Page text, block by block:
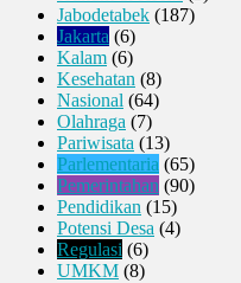
Jabodetabek (187)
Jakarta (6)
Kalam (6)
Kesehatan (8)
Nasional (64)
Olahraga (7)
Pariwisata (13)
Parlementaria (65)
Pemerintahan (90)
Pendidikan (15)
Potensi Desa (4)
Regulasi (6)
UMKM (8)